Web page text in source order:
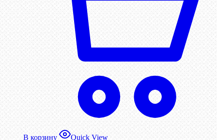
В корзину Quick View